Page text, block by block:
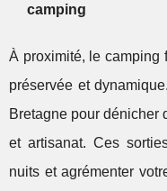
camping
À proximité, le camping
préservée et
Bretagne pour dénicher
et artisanat. Ces
nuits et agrémenter